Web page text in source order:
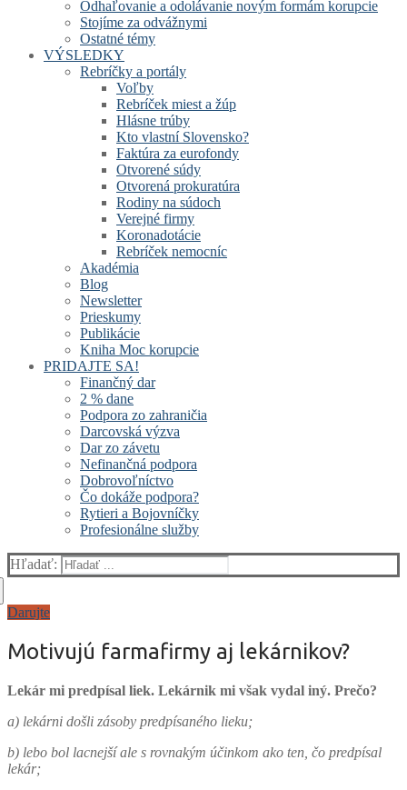
Odhaľovanie a odolávanie novým formám korupcie
Stojíme za odvážnymi
Ostatné témy
VÝSLEDKY
Rebríčky a portály
Voľby
Rebríček miest a žúp
Hlásne trúby
Kto vlastní Slovensko?
Faktúra za eurofondy
Otvorené súdy
Otvorená prokuratúra
Rodiny na súdoch
Verejné firmy
Koronadotácie
Rebríček nemocníc
Akadémia
Blog
Newsletter
Prieskumy
Publikácie
Kniha Moc korupcie
PRIDAJTE SA!
Finančný dar
2 % dane
Podpora zo zahraničia
Darcovská výzva
Dar zo závetu
Nefinančná podpora
Dobrovoľníctvo
Čo dokáže podpora?
Rytieri a Bojovníčky
Profesionálne služby
Hľadať:
Darujte
Motivujú farmafirmy aj lekárnikov?
Lekár mi predpísal liek. Lekárnik mi však vydal iný. Prečo?
a) lekárni došli zásoby predpísaného lieku;
b) lebo bol lacnejší ale s rovnakým účinkom ako ten, čo predpísal
lekár;